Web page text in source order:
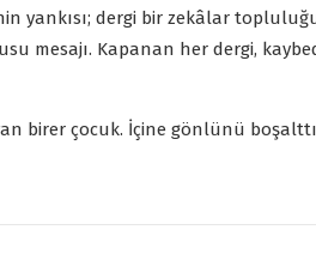
yankısı; dergi bir zekâlar
mesajı. Kapanan her dergi,
birer çocuk. İçine gönlünü